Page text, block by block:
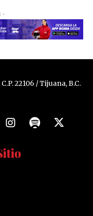
-
22106 / Tijuana, B.C.